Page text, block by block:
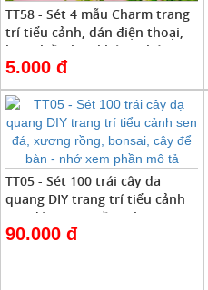
TT58 - Sét 4 mẫu Charm trang
trí tiểu cảnh, dán điện thoại,
kẹp nhiều loại khác - nhớ xem
phần mô tả
5.000 đ
TT05 - Sét 100 trái cây dạ
quang DIY trang trí tiểu cảnh
sen đá, xương rồng, bonsai,
cây để bàn - nhớ xem phần mô
90.000 đ